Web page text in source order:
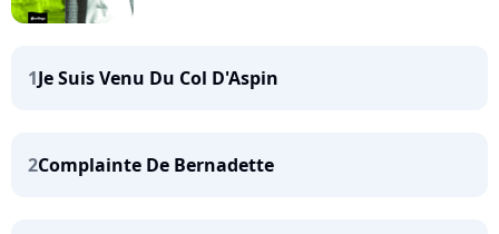
1Je Suis Venu Du Col D'Aspin
2Complainte De Bernadette